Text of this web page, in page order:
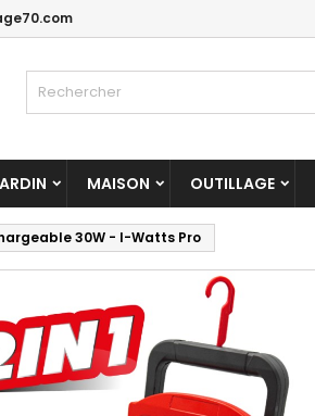
MAISON OUTILLAGE
30W - I-Watts Pro